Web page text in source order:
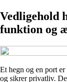
Vedligehold
funktion og
Et hegn og en port
og sikrer privatliv.